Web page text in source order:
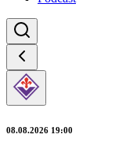
08.08.2026 19:00